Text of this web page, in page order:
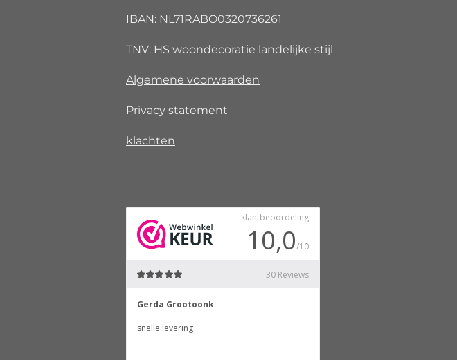
IBAN: NL71RABO0320736261
TNV: HS woondecoratie landelijke stijl
Algemene voorwaarden
Privacy statement
klachten